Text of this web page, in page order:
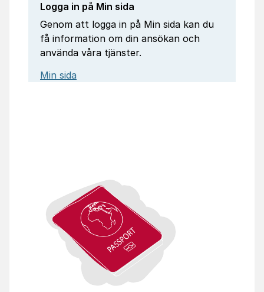
Logga in på Min sida
Genom att logga in på Min sida kan du
få information om din ansökan och
använda våra tjänster.
Min sida